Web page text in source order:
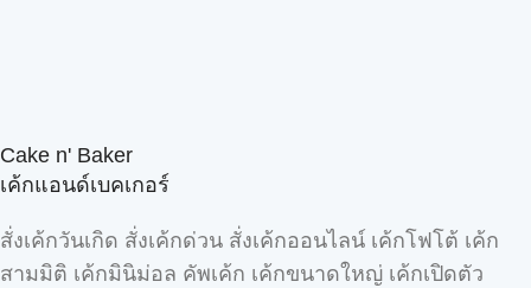
Cake n' Baker
เค้กแอนด์เบคเกอร์
สั่งเค้กวันเกิด สั่งเค้กด่วน สั่งเค้กออนไลน์ เค้กโฟโต้ เค้ก
สามมิติ เค้กมินิม่อล คัพเค้ก เค้กขนาดใหญ่ เค้กเปิดตัว